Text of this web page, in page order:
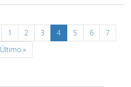
1 2 3 4 5 6
7
Último »